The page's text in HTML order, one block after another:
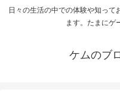
日々の生活の中での体験や知って
ます。たまにゲ
ケムのブ